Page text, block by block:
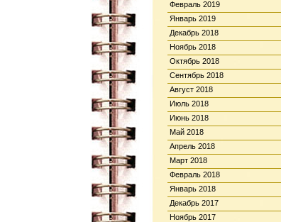
Февраль 2019
Январь 2019
Декабрь 2018
Ноябрь 2018
Октябрь 2018
Сентябрь 2018
Август 2018
Июль 2018
Июнь 2018
Май 2018
Апрель 2018
Март 2018
Февраль 2018
Январь 2018
Декабрь 2017
Ноябрь 2017